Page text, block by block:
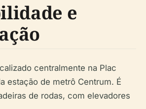
e
centralmente na Plac
estação de metrô Centrum. É
de rodas, com elevadores